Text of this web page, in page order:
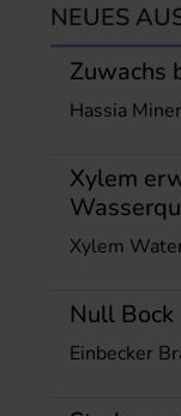
NEUES
Zuwachs
Hassia
Xylem
Xylem
Null Bock
Einbecker